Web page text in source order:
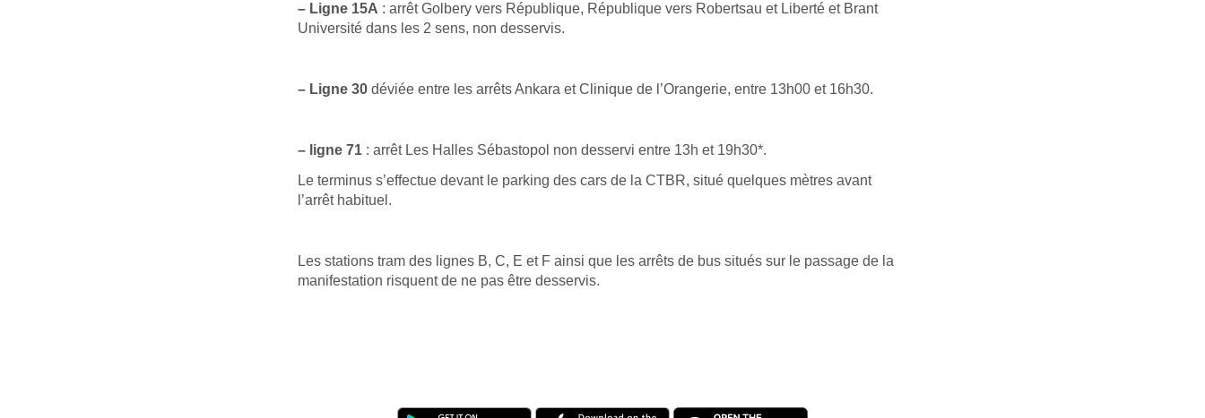
– Ligne 15A : arrêt Golbery vers République, République vers Robertsau et Liberté et Brant
Université dans les 2 sens, non desservis.
– Ligne 30 déviée entre les arrêts Ankara et Clinique de l’Orangerie, entre 13h00 et 16h30.
– ligne 71 : arrêt Les Halles Sébastopol non desservi entre 13h et 19h30*.
Le terminus s’effectue devant le parking des cars de la CTBR, situé quelques mètres avant
l’arrêt habituel.
Les stations tram des lignes B, C, E et F ainsi que les arrêts de bus situés sur le passage de la
manifestation risquent de ne pas être desservis.